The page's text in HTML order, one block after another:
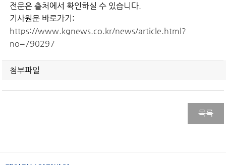
전문은 출처에서 확인하실 수 있습니다.
기사원문 바로가기:
https://www.kgnews.co.kr/news/article.html?
no=790297
첨부파일
목록